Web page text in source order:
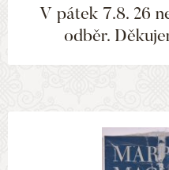
V pátek 7.8. 26
odběr.